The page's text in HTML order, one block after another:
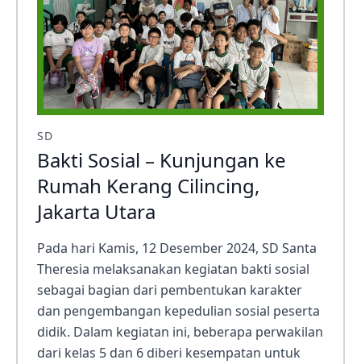
SD
Bakti Sosial – Kunjungan ke
Rumah Kerang Cilincing,
Jakarta Utara
Pada hari Kamis, 12 Desember 2024, SD Santa
Theresia melaksanakan kegiatan bakti sosial
sebagai bagian dari pembentukan karakter
dan pengembangan kepedulian sosial peserta
didik. Dalam kegiatan ini, beberapa perwakilan
dari kelas 5 dan 6 diberi kesempatan untuk